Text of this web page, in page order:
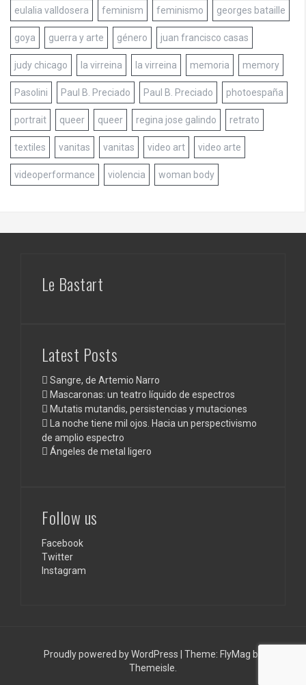
eulalia valldosera feminism feminismo georges bataille
goya guerra y arte género juan francisco casas
judy chicago la virreina la virreina memoria memory
Pasolini Paul B. Preciado Paul B. Preciado photoespaña
portrait queer queer regina jose galindo retrato
textiles vanitas vanitas video art video arte
videoperformance violencia woman body
Le Bastart
Latest Posts
Sangre, de Artemio Narro
Mascaronas: un teatro líquido de espectros
Mutatis mutandis, persistencias y mutaciones
La noche tiene mil ojos. Hacia un perspectivismo
de amplio espectro
Ángeles de metal ligero
Follow us
Facebook
Twitter
Instagram
Proudly powered by WordPress | Theme: FlyMag by
Themeisle.